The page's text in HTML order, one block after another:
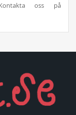
oss på